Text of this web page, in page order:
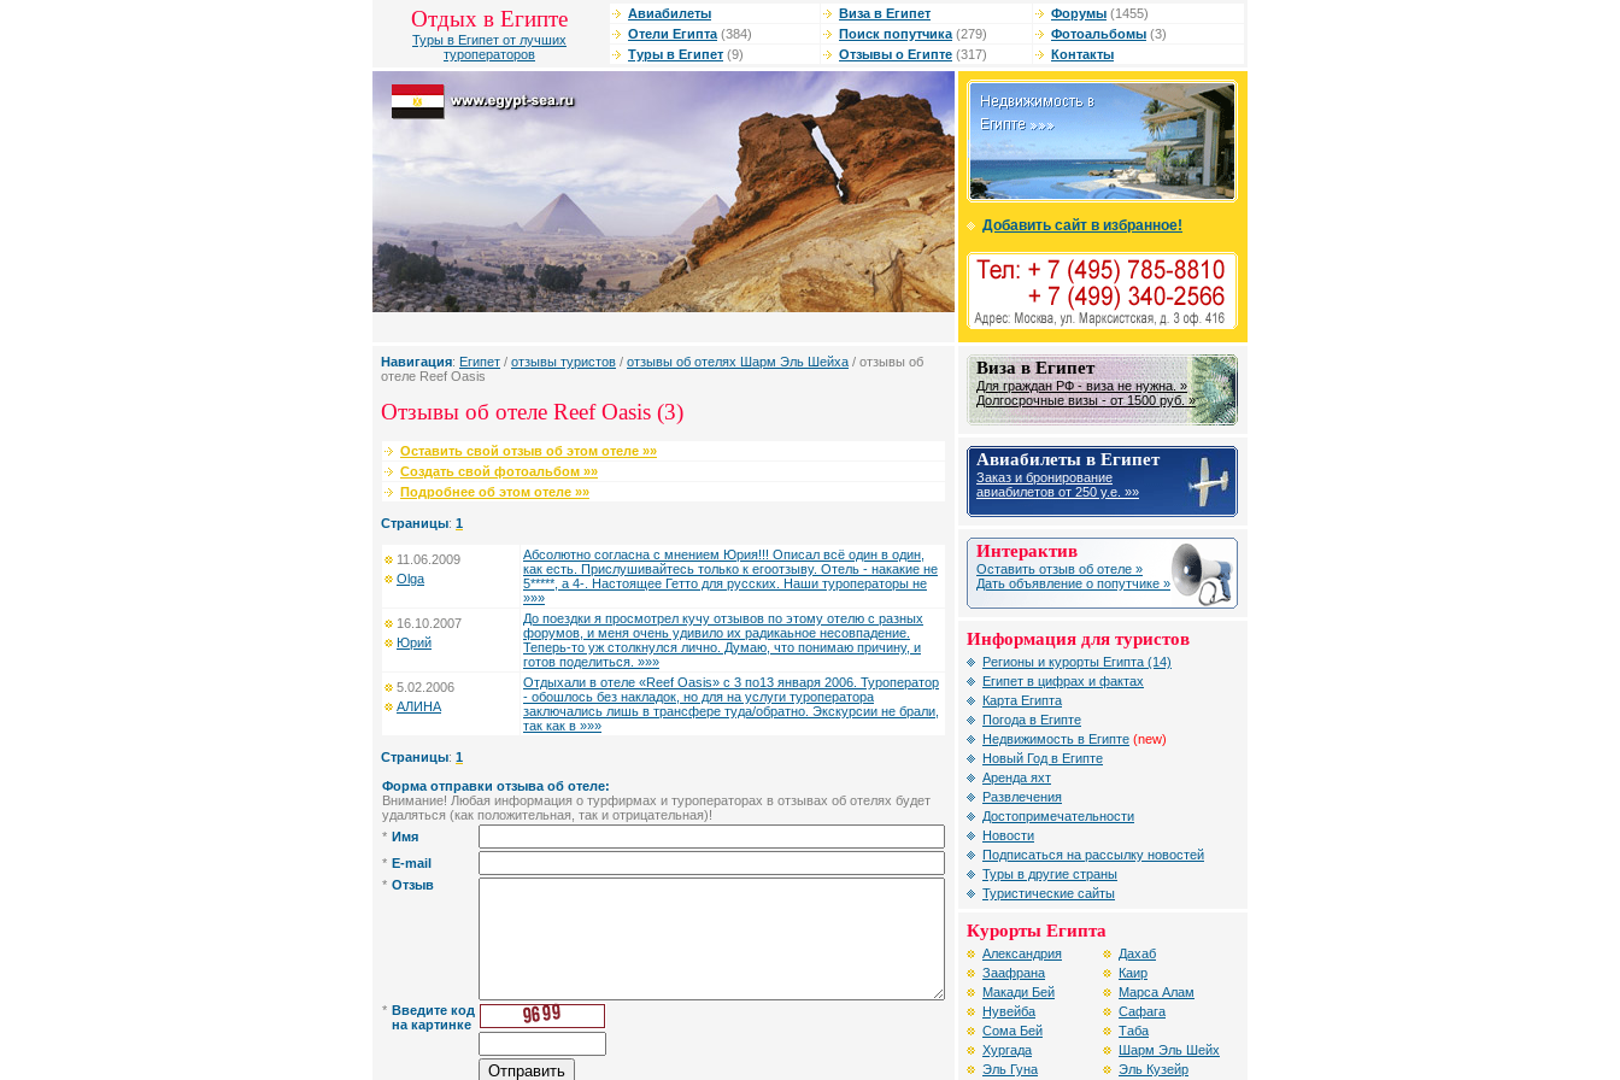
Отдых в Египте
Туры в Египет от лучших
туроператоров
Авиабилеты Виза в Египет Форумы (1455)
Отели Египта (384) Поиск попутчика (279) Фотоальбомы (3)
Туры в Египет (9) Отзывы о Египте (317) Контакты
Добавить сайт в избранное!
Навигация: Египет / отзывы туристов / отзывы об отелях Шарм Эль Шейха / отзывы об
отеле Reef Oasis
Отзывы об отеле Reef Oasis (3)
Оставить свой отзыв об этом отеле »»
Создать свой фотоальбом »»
Подробнее об этом отеле »»
Страницы: 1
11.06.2009
Olga
Абсолютно согласна с мнением Юрия!!! Описал всё один в один,
как есть. Прислушивайтесь только к егоотзыву. Отель - накакие не
5*****, а 4-. Настоящее Гетто для русских. Наши туроператоры не
»»»
16.10.2007
Юрий
До поездки я просмотрел кучу отзывов по этому отелю с разных
форумов, и меня очень удивило их радикаьное несовпадение.
Теперь-то уж столкнулся лично. Думаю, что понимаю причину, и
готов поделиться. »»»
5.02.2006
АЛИНА
Отдыхали в отеле «Reef Oasis» с 3 по13 января 2006. Туроператор
- обошлось без накладок, но для на услуги туроператора
заключались лишь в трансфере туда/обратно. Экскурсии не брали,
так как в »»»
Страницы: 1
Форма отправки отзыва об отеле:
Внимание! Любая информация о турфирмах и туроператорах в отзывах об отелях будет
удаляться (как положительная, так и отрицательная)!
* Имя
* E-mail
* Отзыв
* Введите код
на картинке
Виза в Египет
Для граждан РФ - виза не нужна. »
Долгосрочные визы - от 1500 руб. »
Авиабилеты в Египет
Заказ и бронирование
авиабилетов от 250 у.е. »»
Интерактив
Оставить отзыв об отеле »
Дать объявление о попутчике »
Информация для туристов
Регионы и курорты Египта (14)
Египет в цифрах и фактах
Карта Египта
Погода в Египте
Недвижимость в Египте (new)
Новый Год в Египте
Аренда яхт
Развлечения
Достопримечательности
Новости
Подписаться на рассылку новостей
Туры в другие страны
Туристические сайты
Курорты Египта
Александрия
Заафрана
Макади Бей
Нувейба
Сома Бей
Хургада
Эль Гуна
Дахаб
Каир
Марса Алам
Сафага
Таба
Шарм Эль Шейх
Эль Кузейр